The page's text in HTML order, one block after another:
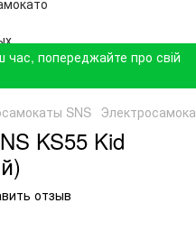
час, попереджайте про свій
SNS
KS55 Kid
отзыв